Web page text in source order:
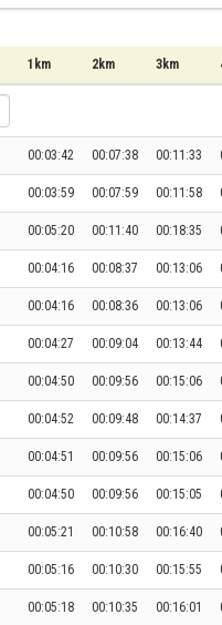
1km 2km 3km
00:03:42 00:07:38 00:11:33
00:03:59 00:07:59 00:11:58
00:05:20 00:11:40 00:18:35
00:04:16 00:08:37 00:13:06
00:04:16 00:08:36 00:13:06
00:04:27 00:09:04 00:13:44
00:04:50 00:09:56 00:15:06
00:04:52 00:09:48 00:14:37
00:04:51 00:09:56 00:15:06
00:04:50 00:09:56 00:15:05
00:05:21 00:10:58 00:16:40
00:05:16 00:10:30 00:15:55
00:05:18 00:10:35 00:16:01